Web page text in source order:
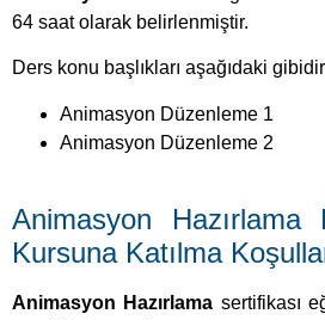
64 saat olarak belirlenmiştir.
Ders konu başlıkları aşağıdaki
Animasyon Düzenleme 1
Animasyon Düzenleme 2
Animasyon Hazırlama
Kursuna Katılma
Animasyon Hazırlama sertifikası